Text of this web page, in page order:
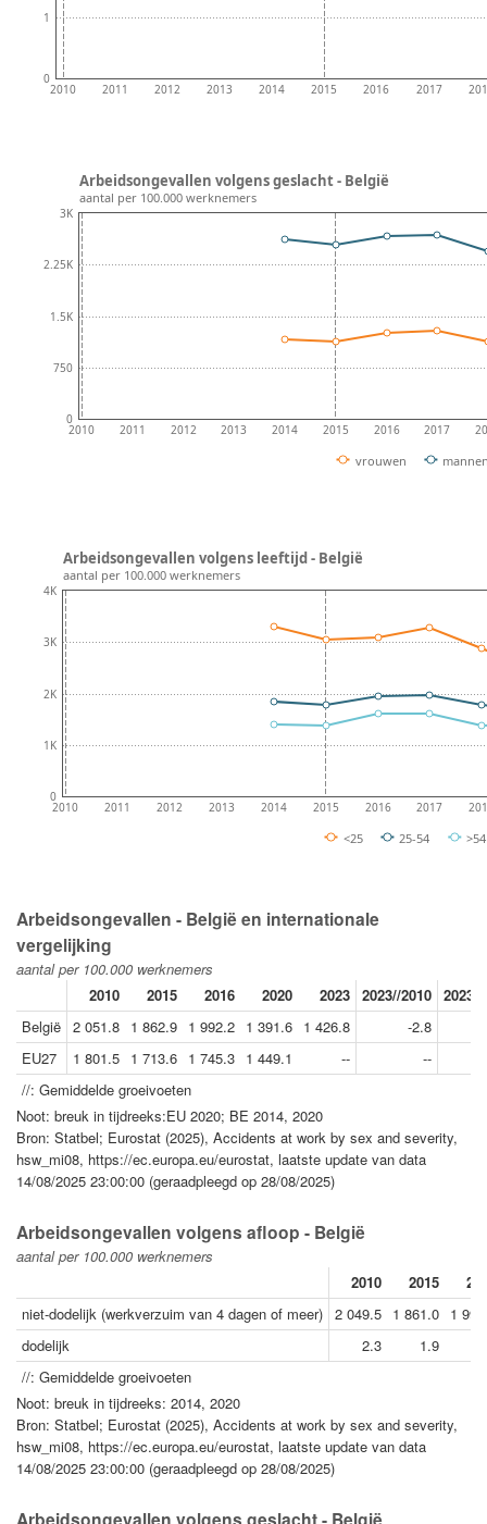
2010 2011 2012 2013 2014 2015 2016 2017
0
1
2010 2011 2012 2013 2014 2015 2016 2017
0
750
1.5K
2.25K
3K
vrouwen
Arbeidsongevallen volgens geslacht - België
aantal per 100.000 werknemers
2010 2011 2012 2013 2014 2015 2016 2017
0
1K
2K
3K
4K
<25 25-54 >54
Arbeidsongevallen volgens leeftijd - België
aantal per 100.000 werknemers
Arbeidsongevallen - België en internationale
vergelijking
aantal per 100.000 werknemers
2010
2015 2016 2020 2023 2023//2010 2023//
België 2 051.8 1 862.9 1 992.2 1 391.6 1 426.8
-2.8
EU27
1 801.5 1 713.6 1 745.3 1 449.1 --
--
//: Gemiddelde groeivoeten
Noot: breuk in tijdreeks:EU 2020; BE 2014, 2020
Bron: Statbel; Eurostat (2025), Accidents at work by sex and severity,
hsw_mi08, https://ec.europa.eu/eurostat, laatste update van data
14/08/2025 23:00:00 (geraadpleegd op 28/08/2025)
Arbeidsongevallen volgens afloop - België
aantal per 100.000 werknemers
2010
2015
niet-dodelijk (werkverzuim van 4 dagen of meer) 2 049.5 1 861.0 1
dodelijk
2.3 1.9
//: Gemiddelde groeivoeten
Noot: breuk in tijdreeks: 2014, 2020
Bron: Statbel; Eurostat (2025), Accidents at work by sex and severity,
hsw_mi08, https://ec.europa.eu/eurostat, laatste update van data
14/08/2025 23:00:00 (geraadpleegd op 28/08/2025)
Arbeidsongevallen volgens geslacht - België